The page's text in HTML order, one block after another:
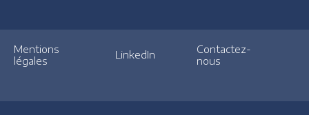
Mentions
légales
LinkedIn
Contactez-
nous